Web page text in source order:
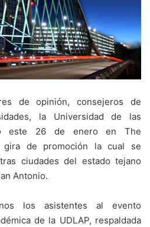
de opinión, consejeros de
la Universidad de las
este 26 de enero en The
gira de promoción la cual se
ciudades del estado tejano
Antonio.
los asistentes al evento
de la UDLAP, respaldada